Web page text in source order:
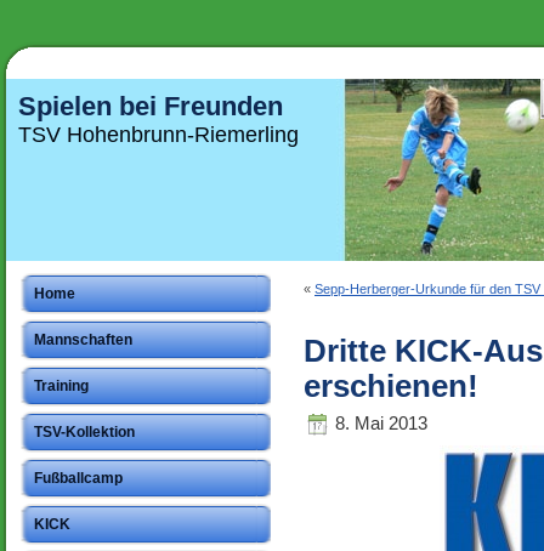
Spielen bei Freunden
TSV Hohenbrunn-Riemerling
Home
Mannschaften
Training
TSV-Kollektion
Fußballcamp
KICK
« Sepp-Herberger-Urkunde für den TSV
Dritte KICK-
erschienen!
8. Mai 2013